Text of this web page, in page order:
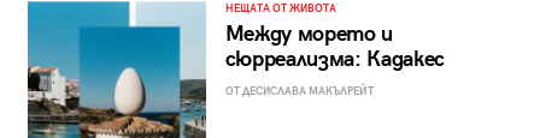
НЕЩАТА ОТ ЖИВОТА
Между морето и
сюрреализма: Кадакес
ОТ ДЕСИСЛАВА МАКЪЛРЕЙТ